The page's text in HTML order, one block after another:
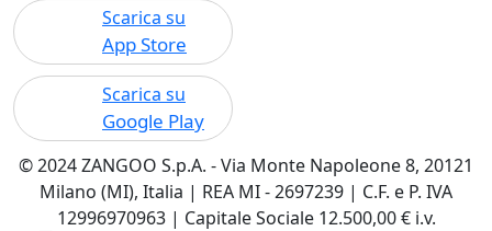
Scarica su
App Store
Scarica su
Google Play
© 2024 ZANGOO S.p.A. - Via Monte Napoleone 8, 20121
Milano (MI), Italia | REA MI - 2697239 | C.F. e P. IVA
12996970963 | Capitale Sociale 12.500,00 € i.v.